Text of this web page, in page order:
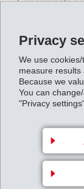
Privacy
We use
measure results
Because we
You can
"Privacy
Experimente
Schulklassen
Auf der
Rubrik
vergangenen